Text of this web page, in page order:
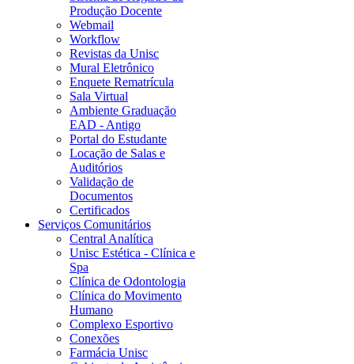
Produção Docente
Webmail
Workflow
Revistas da Unisc
Mural Eletrônico
Enquete Rematrícula
Sala Virtual
Ambiente Graduação
EAD - Antigo
Portal do Estudante
Locação de Salas e
Auditórios
Validação de
Documentos
Certificados
Serviços Comunitários
Central Analítica
Unisc Estética - Clínica e
Spa
Clínica de Odontologia
Clínica do Movimento
Humano
Complexo Esportivo
Conexões
Farmácia Unisc